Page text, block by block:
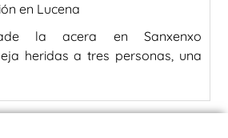
en Lucena
la acera en Sanxenxo
heridas a tres personas, una